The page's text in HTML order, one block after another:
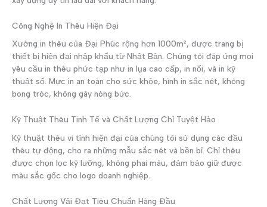
Công Nghệ In Thêu Hiện Đại
Xưởng in thêu của Đại Phúc rộng hơn 1000m², được trang bị
thiết bị hiện đại nhập khẩu từ Nhật Bản. Chúng tôi đáp ứng mọi
yêu cầu in thêu phức tạp như in lụa cao cấp, in nổi, và in kỹ
thuật số. Mực in an toàn cho sức khỏe, hình in sắc nét, không
bong tróc, không gây nóng bức.
Kỹ Thuật Thêu Tinh Tế và Chất Lượng Chỉ Tuyệt Hảo
Kỹ thuật thêu vi tính hiện đại của chúng tôi sử dụng các đầu
thêu tự động, cho ra những mẫu sắc nét và bền bỉ. Chỉ thêu
được chọn lọc kỹ lưỡng, không phai màu, đảm bảo giữ được
màu sắc gốc cho logo doanh nghiệp.
Chất Lượng Vải Đạt Tiêu Chuẩn Hàng Đầu